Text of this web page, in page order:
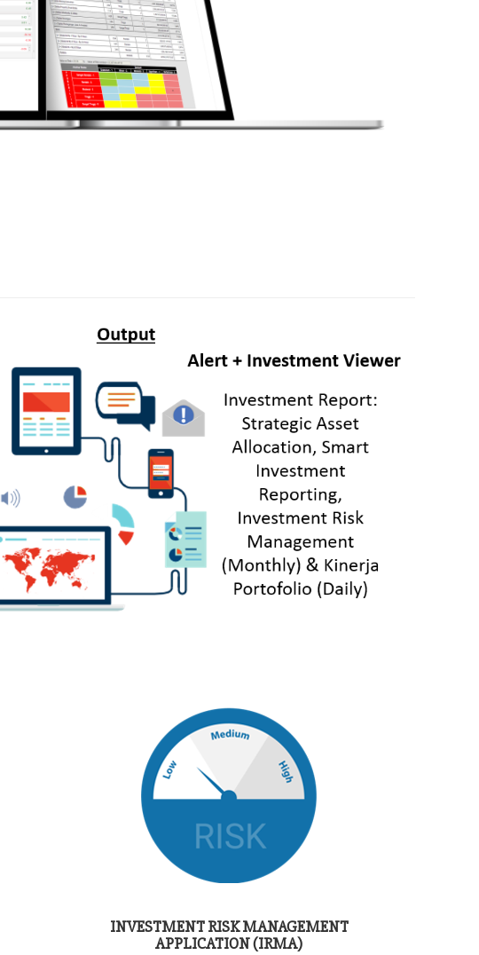
INVESTMENT RISK MANAGEMENT
APPLICATION (IRMA)